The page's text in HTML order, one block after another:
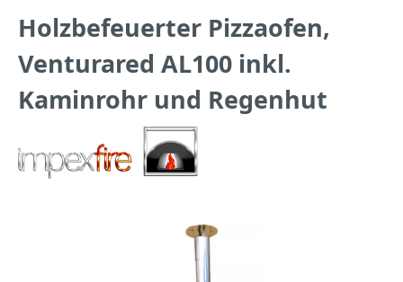
Holzbefeuerter Pizzaofen,
Venturared AL100 inkl.
Kaminrohr und Regenhut